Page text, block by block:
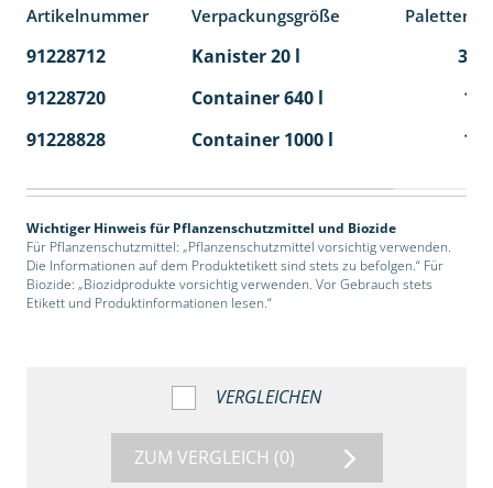
Artikelnummer Verpackungsgröße
91228712 Kanister 20 l
32
91228720
Container 640 l
1
91228828
Container 1000 l 1
Wichtiger Hinweis für Pflanzenschutzmittel und Biozide
Für Pflanzenschutzmittel: „Pflanzenschutzmittel vorsichtig verwenden.
Die Informationen auf dem Produktetikett sind stets zu befolgen.“ Für
Biozide: „Biozidprodukte vorsichtig verwenden. Vor Gebrauch stets
Etikett und Produktinformationen lesen.“
VERGLEICHEN
ZUM VERGLEICH (0)